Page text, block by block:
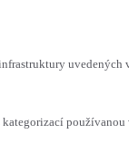
uvedených